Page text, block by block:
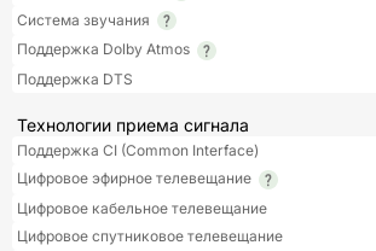
Система звучания
Поддержка Dolby Atmos
Поддержка DTS
Технологии приема сигнала
Поддержка CI (Common Interface)
Цифровое эфирное телевещание
Цифровое кабельное телевещание
Цифровое спутниковое телевещание